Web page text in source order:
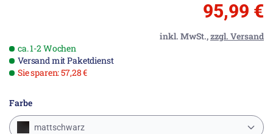
95,99 €
inkl. MwSt.,zzgl. Versand
ca. 1-2 Wochen
Versand mit Paketdienst
Sie sparen: 57,28 €
Farbe
mattschwarz